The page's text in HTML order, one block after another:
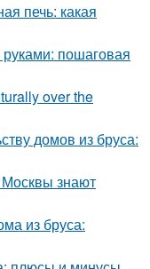
печь: какая
пошаговая
over the
домов из бруса:
знают
из бруса: